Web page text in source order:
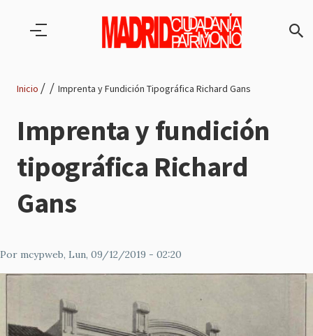
Ruta
de
navegación
Inicio Imprenta y Fundición Tipográfica Richard Gans
Imprenta y fundición
tipográfica Richard
Gans
Por mcypweb, Lun, 09/12/2019 - 02:20